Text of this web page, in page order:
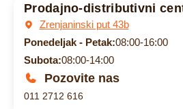
Prodajno-distributivni
Zrenjaninski put 43b
Ponedeljak - Petak:08:00-16:00
Subota:08:00-14:00
Pozovite nas
011 2712 616